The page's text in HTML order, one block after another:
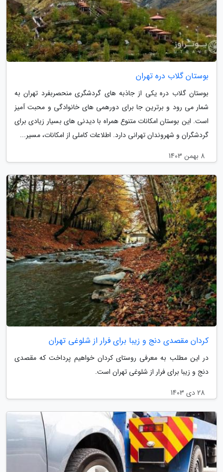
بوستان گلاب دره تهران
بوستان گلاب دره یکی از جاذبه های گردشگری منحصربفرد تهران به
شمار می رود و برترین جا برای دورهمی های خانوادگی و محبت آمیز
است. این بوستان امکانات متنوع همراه با دیدنی های بسیار زیادی برای
گردشگران و شهروندان تهرانی دارد. اطلاعات کاملی از امکانات، مسیر...
8 بهمن 1403
کردان مقصدی دنج و زیبا برای فرار از شلوغی تهران
در این مطلب به معرفی روستای کردان خواهیم پرداخت که مقصدی
دنج و زیبا برای فرار از شلوغی تهران است.
28 دی 1403